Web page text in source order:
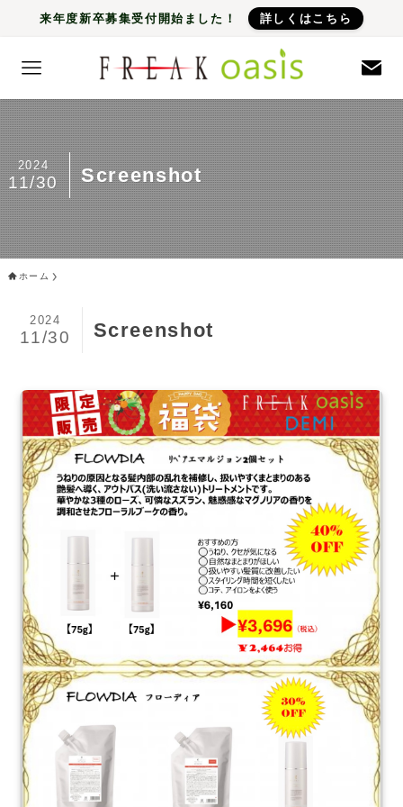
来年度新卒募集受付開始ました！ 詳しくはこちら
Screenshot
2024
11/30
ホーム
Screenshot
2024
11/30